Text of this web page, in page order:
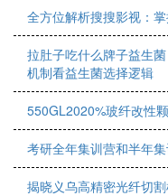
全方位解析搜搜影视：
拉肚子吃什么牌子益生
机制看益生菌选择逻辑
550GL2020%玻纤改性
考研全年集训营和半年
揭晓义乌高精密光纤切